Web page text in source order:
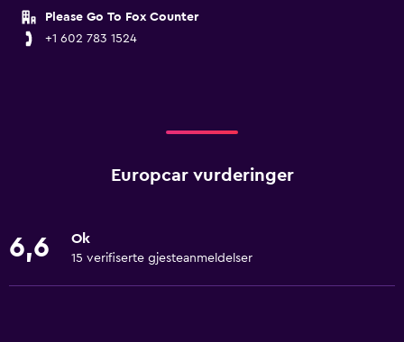
Please Go To Fox Counter
+1 602 783 1524
Europcar vurderinger
6,6 Ok
15 verifiserte gjesteanmeldelser